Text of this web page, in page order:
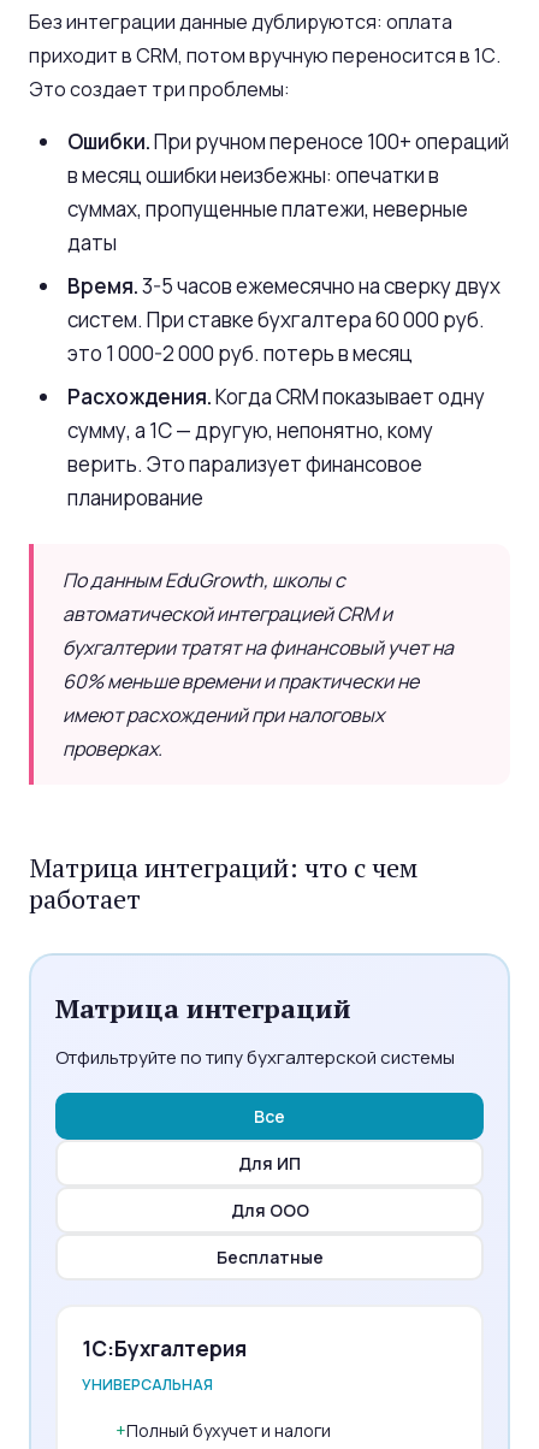
Без интеграции данные дублируются: оплата
приходит в CRM, потом вручную переносится в 1С.
Это создает три проблемы:
Ошибки.При ручном переносе 100+ операций
в месяц ошибки неизбежны: опечатки в
суммах, пропущенные платежи, неверные
даты
Время.3-5 часов ежемесячно на сверку двух
систем. При ставке бухгалтера 60 000 руб.
это 1 000-2 000 руб. потерь в месяц
Расхождения.Когда CRM показывает одну
сумму, а 1С — другую, непонятно, кому
верить. Это парализует финансовое
планирование
По данным EduGrowth, школы с
автоматической интеграцией CRM и
бухгалтерии тратят на финансовый учет на
60% меньше времени и практически не
имеют расхождений при налоговых
проверках.
Матрица интеграций: что с чем
работает
Матрица интеграций
Отфильтруйте по типу бухгалтерской системы
Все
Для ИП
Для ООО
Бесплатные
1С:Бухгалтерия
УНИВЕРСАЛЬНАЯ
+Полный бухучет и налоги